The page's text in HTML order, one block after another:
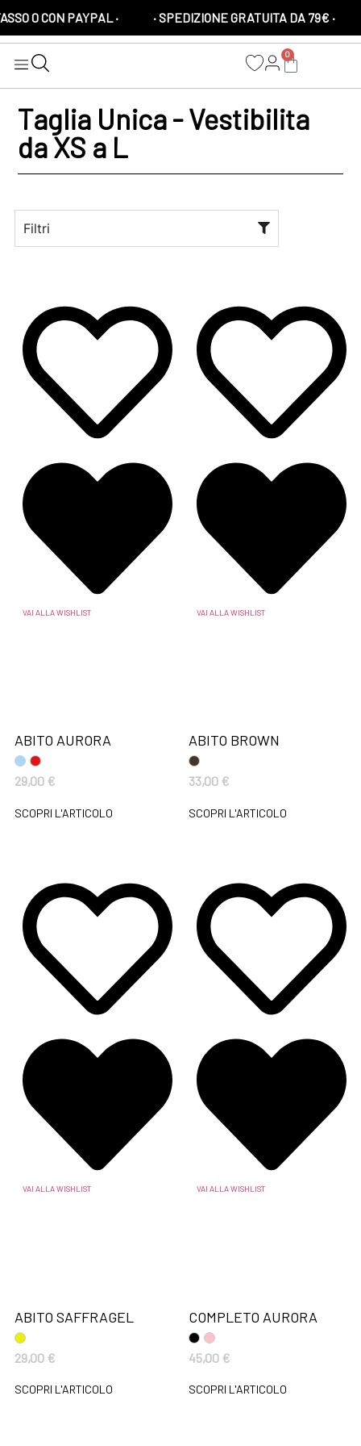
0 CON PAYPAL · · SPEDIZIONE GRATUITA DA 79€ ·
0
Taglia Unica - Vestibilita
da XS a L
Filtri
VAI ALLA WISHLIST
ABITO AURORA
29,00 €
SCOPRI L'ARTICOLO
VAI ALLA WISHLIST
ABITO BROWN
33,00 €
SCOPRI L'ARTICOLO
VAI ALLA WISHLIST
ABITO SAFFRAGEL
29,00 €
SCOPRI L'ARTICOLO
VAI ALLA WISHLIST
COMPLETO AURORA
45,00 €
SCOPRI L'ARTICOLO